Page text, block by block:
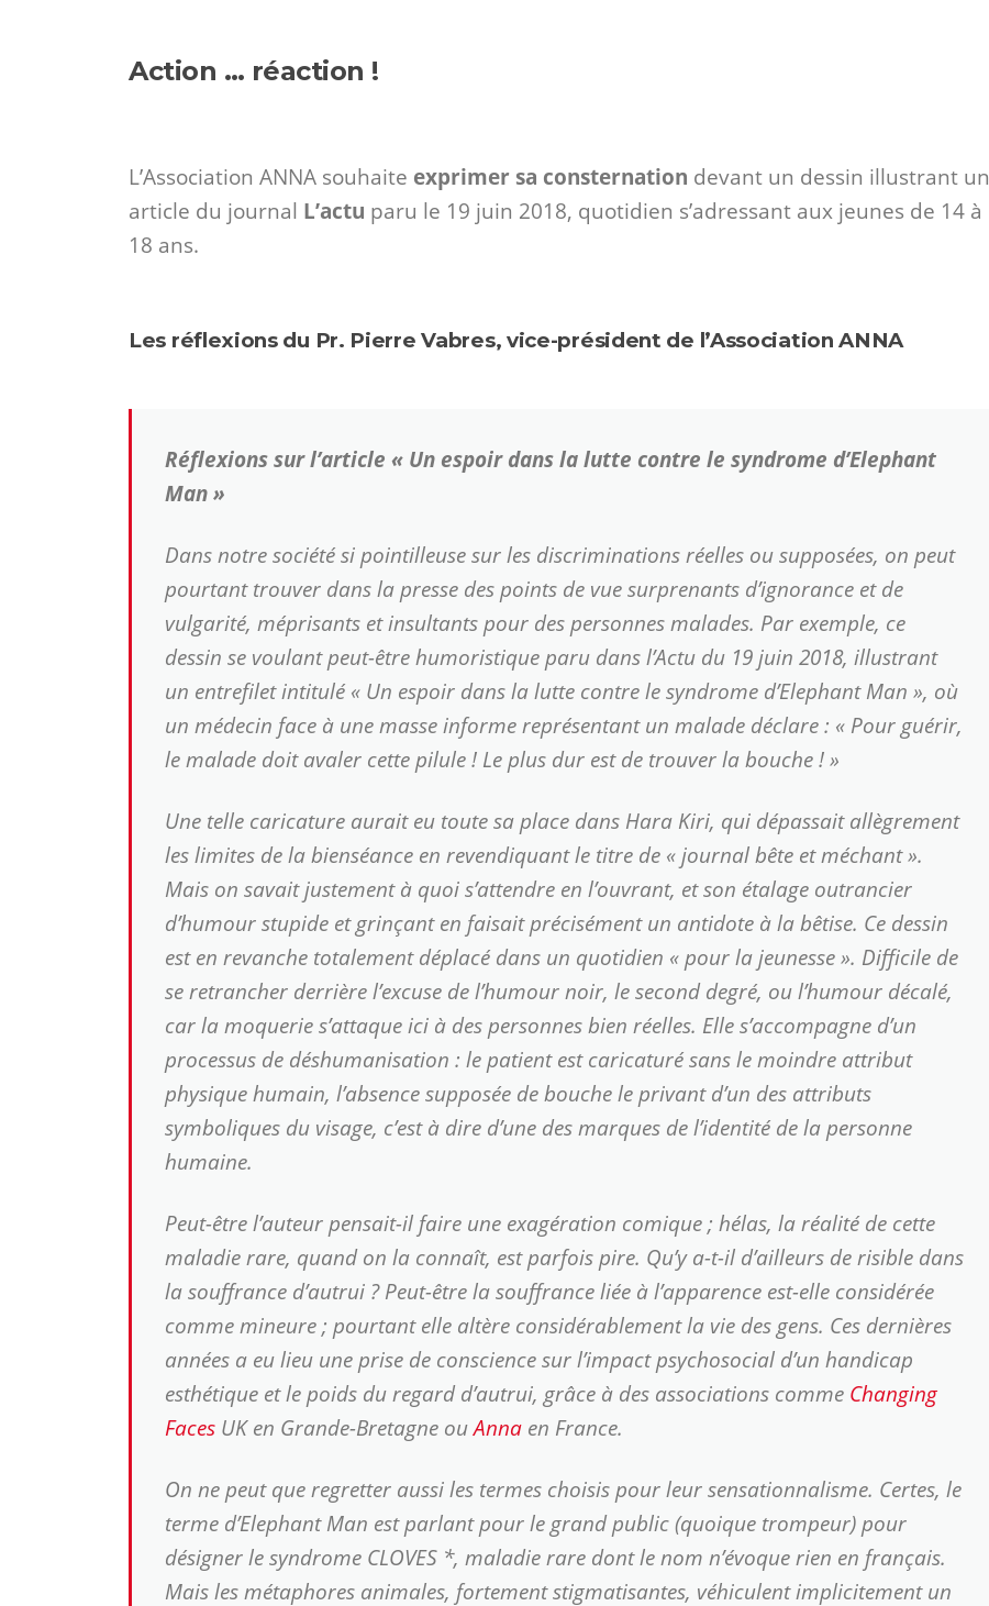
Action … réaction !
L’Association ANNA souhaite exprimer sa consternation devant un dessin illustrant un
article du journal L’actu paru le 19 juin 2018, quotidien s’adressant aux jeunes de 14 à
18 ans.
Les réflexions du Pr. Pierre Vabres, vice-président de l’Association ANNA
Réflexions sur l’article « Un espoir dans la lutte contre le syndrome d’Elephant
Man »
Dans notre société si pointilleuse sur les discriminations réelles ou supposées, on peut
pourtant trouver dans la presse des points de vue surprenants d’ignorance et de
vulgarité, méprisants et insultants pour des personnes malades. Par exemple, ce
dessin se voulant peut-être humoristique paru dans l’Actu du 19 juin 2018, illustrant
un entrefilet intitulé « Un espoir dans la lutte contre le syndrome d’Elephant Man », où
un médecin face à une masse informe représentant un malade déclare : « Pour guérir,
le malade doit avaler cette pilule ! Le plus dur est de trouver la bouche ! »
Une telle caricature aurait eu toute sa place dans Hara Kiri, qui dépassait allègrement
les limites de la bienséance en revendiquant le titre de « journal bête et méchant ».
Mais on savait justement à quoi s’attendre en l’ouvrant, et son étalage outrancier
d’humour stupide et grinçant en faisait précisément un antidote à la bêtise. Ce dessin
est en revanche totalement déplacé dans un quotidien « pour la jeunesse ». Difficile de
se retrancher derrière l’excuse de l’humour noir, le second degré, ou l’humour décalé,
car la moquerie s’attaque ici à des personnes bien réelles. Elle s’accompagne d’un
processus de déshumanisation : le patient est caricaturé sans le moindre attribut
physique humain, l’absence supposée de bouche le privant d’un des attributs
symboliques du visage, c’est à dire d’une des marques de l’identité de la personne
humaine.
Peut-être l’auteur pensait-il faire une exagération comique ; hélas, la réalité de cette
maladie rare, quand on la connaît, est parfois pire. Qu’y a-t-il d’ailleurs de risible dans
la souffrance d’autrui ? Peut-être la souffrance liée à l’apparence est-elle considérée
comme mineure ; pourtant elle altère considérablement la vie des gens. Ces dernières
années a eu lieu une prise de conscience sur l’impact psychosocial d’un handicap
esthétique et le poids du regard d’autrui, grâce à des associations comme Changing
Faces UK en Grande-Bretagne ouAnna en France.
On ne peut que regretter aussi les termes choisis pour leur sensationnalisme. Certes, le
terme d’Elephant Man est parlant pour le grand public (quoique trompeur) pour
désigner le syndrome CLOVES *, maladie rare dont le nom n’évoque rien en français.
Mais les métaphores animales, fortement stigmatisantes, véhiculent implicitement un